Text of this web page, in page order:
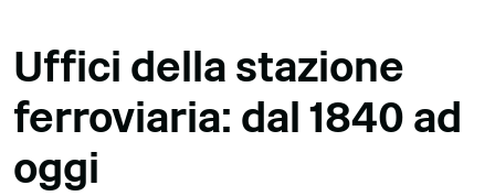
Uffici della stazione
ferroviaria: dal 1840 ad
oggi